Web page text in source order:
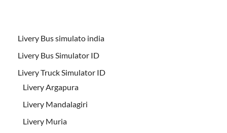
Livery Bus simulato india
Livery Bus Simulator ID
Livery Truck Simulator ID
Livery Argapura
Livery Mandalagiri
Livery Muria